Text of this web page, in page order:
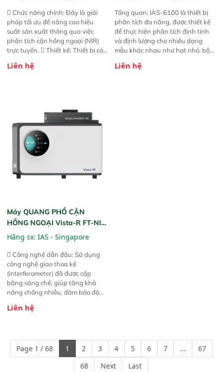
 Chức năng chính: Đây là giải
pháp tối ưu để nâng cao hiệu
suất sản xuất thông qua việc
phân tích cận hồng ngoại (NIR)
trực tuyến.  Thiết kế: Thiết bị có
hỗ trợ tản nhiệt tăng cường và đã
liệu để tăng chỉ số ROI cho doanh
nghiệp.
Liên hệ
Tổng quan: IAS-6100 là thiết bị
phân tích đa năng, được thiết kế
để thực hiện phân tích định tính
và định lượng cho nhiều dạng
mẫu khác nhau như hạt nhỏ, bột,
này cho phép bất kỳ ai cũng có
Liên hệ
Máy QUANG PHỔ CẬN
HỒNG NGOẠI Vista-R FT-NIR
(Vista-R FT-NIR Analyzer)
Hãng sx: IAS - Singapore
 Công nghệ dẫn đầu: Sử dụng
công nghệ giao thoa kế
(interferometer) đã được cấp
bằng sáng chế, giúp tăng khả
năng chống nhiễu, đảm bảo độ
Phạm vi ứng dụng rộng: Đáp ứng
ngành công nghiệp khác nhau. 
Độ nhạy cao: Trang bị đầu dò
InGaAs độ nhạy cao, cung cấp
phản hồi phổ tuyến tính đầy đủ,
Liên hệ
Page 1 / 68 1 2 3 4 5 6 7 ...
67
68
Next Last